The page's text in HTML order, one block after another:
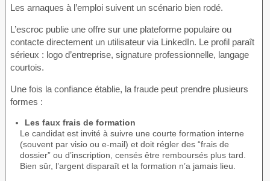
Les arnaques à l’emploi suivent un scénario bien rodé.
L’escroc publie une offre sur une plateforme populaire ou
contacte directement un utilisateur via LinkedIn. Le profil paraît
sérieux : logo d’entreprise, signature professionnelle, langage
courtois.
Une fois la confiance établie, la fraude peut prendre plusieurs
formes :
Les faux frais de formation
Le candidat est invité à suivre une courte formation interne
(souvent par visio ou e-mail) et doit régler des “frais de
dossier” ou d’inscription, censés être remboursés plus tard.
Bien sûr, l’argent disparaît et la formation n’a jamais lieu.